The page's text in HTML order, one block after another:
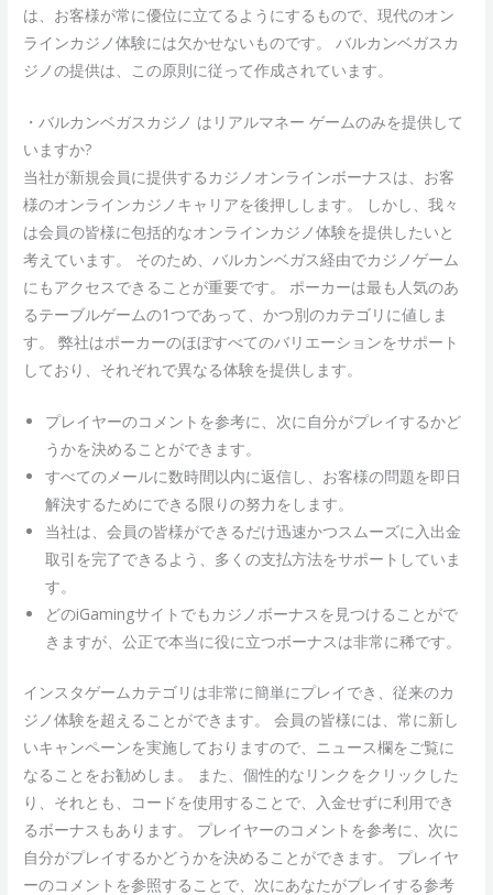
は、お客様が常に優位に立てるようにするもので、現代のオン
ラインカジノ体験には欠かせないものです。 バルカンベガスカ
ジノの提供は、この原則に従って作成されています。
・バルカンベガスカジノ はリアルマネー ゲームのみを提供して
いますか?
当社が新規会員に提供するカジノオンラインボーナスは、お客
様のオンラインカジノキャリアを後押しします。 しかし、我々
は会員の皆様に包括的なオンラインカジノ体験を提供したいと
考えています。 そのため、バルカンベガス経由でカジノゲーム
にもアクセスできることが重要です。 ポーカーは最も人気のあ
るテーブルゲームの1つであって、かつ別のカテゴリに値しま
す。 弊社はポーカーのほぼすべてのバリエーションをサポート
しており、それぞれで異なる体験を提供します。
プレイヤーのコメントを参考に、次に自分がプレイするかど
うかを決めることができます。
すべてのメールに数時間以内に返信し、お客様の問題を即日
解決するためにできる限りの努力をします。
当社は、会員の皆様ができるだけ迅速かつスムーズに入出金
取引を完了できるよう、多くの支払方法をサポートしていま
す。
どのiGamingサイトでもカジノボーナスを見つけることがで
きますが、公正で本当に役に立つボーナスは非常に稀です。
インスタゲームカテゴリは非常に簡単にプレイでき、従来のカ
ジノ体験を超えることができます。 会員の皆様には、常に新し
いキャンペーンを実施しておりますので、ニュース欄をご覧に
なることをお勧めしま。 また、個性的なリンクをクリックした
り、それとも、コードを使用することで、入金せずに利用でき
るボーナスもあります。 プレイヤーのコメントを参考に、次に
自分がプレイするかどうかを決めることができます。 プレイヤ
ーのコメントを参照することで、次にあなたがプレイする参考